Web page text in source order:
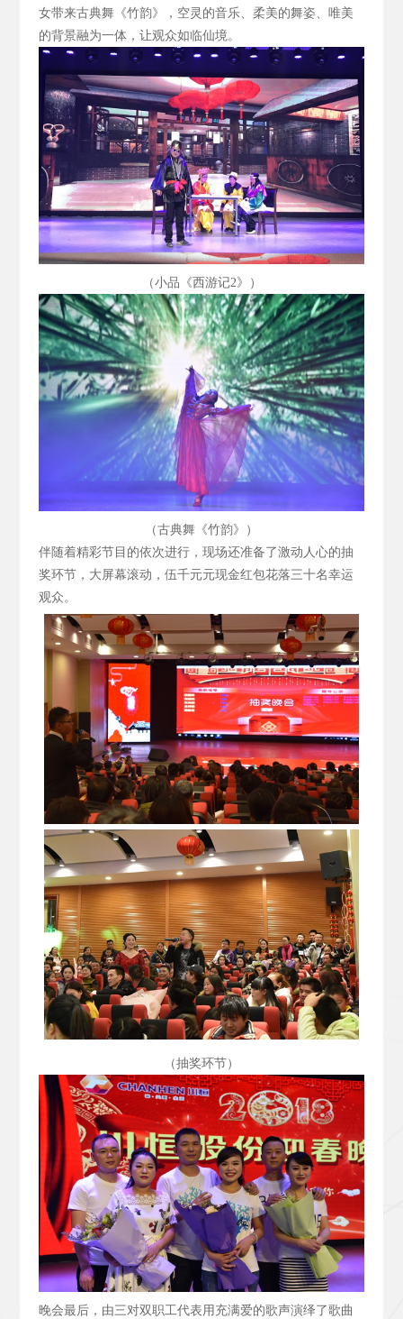
女带来古典舞《竹韵》，空灵的音乐、柔美的舞姿、唯美
的背景融为一体，让观众如临仙境。
（小品《西游记2》）
（古典舞《竹韵》）
伴随着精彩节目的依次进行，现场还准备了激动人心的抽
奖环节，大屏幕滚动，伍千元元现金红包花落三十名幸运
观众。
（抽奖环节）
晚会最后，由三对双职工代表用充满爱的歌声演绎了歌曲